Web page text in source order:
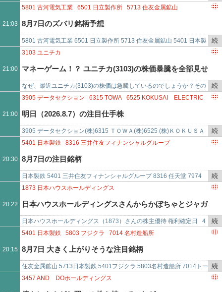
で
けど、彼の最大の功績は、一人暮らしの男性とかが料理にとりかかる
き
事
で
21:03
5801 古河電気工業 6501 日立製作所 5713 住友金属鉱山
日本製鉄 3103 ユニチカ
8月7日のズバリ銘柄予想
5801 古河電気工業 6501 日立製作所 5713 住友金属鉱山 5401 日本製
鉄 3103 ユニチカ
続
き
事
で
21:00
3103 ユニチカ
マネーゲーム！？ ユニチカ(3103)の株価暴騰を全部見せ
ます！ - 2026/08/06
なぜ、最近ユニチカ(3103)の株価は急騰しているのでしょうか？その
理由を徹底検証！ここまで株価が上がった経緯を、日足チャートと、
続
き
事
で
21:00
3905 データセクション 6315 TOWA 6525 KOKUSAI ELECTRIC
明日（2026.8.7）の注目仕手株
3905 データセクション(株)6315 ＴＯＷＡ(株)6525 (株)ＫＯＫＵＳＡ
Ｉ ＥＬＥＣＴＲＩＣ6976 太陽誘電(株)
続
き
事
で
20:30
5401 日本製鉄 8316 三井住友フィナンシャルグループ
任天堂 4385 メルカリ
8月7日の注目銘柄
日本製鉄 5401 三井住友フィナンシャルグループ 8316 任天堂 7974
メルカリ 4385 ユニチカ 3103
続
き
事
で
20:22
1873 日本ハウスホールディングス
日本ハウスホールディングスさんからかぼちゃとジャガ
イモのスープが届きました
日本ハウスホールディングス（1873）さんの株主優待 権利確定日 4
末日 株価304円、配当は12円で利回り3.95% 株主優待の内容 1,…
続
き
事
で
20:15
5401 日本製鉄 5803 フジクラ 7014 名村造船所
トーメンデバイス
8月7日 大きく上がりそうな注目銘柄
住友金属鉱山 5713日本製鉄 5401フジクラ 5803名村造船所 7014トー
メンデバイス 2737
続
き
3457 AND DOホールディングス